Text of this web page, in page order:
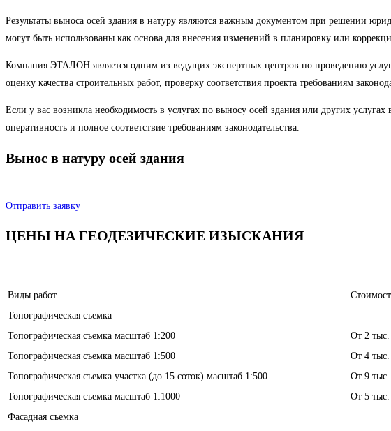
Результаты выноса осей здания в натуру являются важным документом при решении
могут быть использованы как основа для внесения изменений в планировку или
Компания ЭТАЛОН является одним из ведущих экспертных центров по проведению
оценку качества строительных работ, проверку соответствия проекта требованиям
Если у вас возникла необходимость в услугах по выносу осей здания или других
оперативность и полное соответствие требованиям законодательства.
Вынос в натуру осей здания
Отправить заявку
ЦЕНЫ НА ГЕОДЕЗИЧЕСКИЕ ИЗЫСКАНИЯ
Виды работ
Топографическая съемка
Топографическая съемка масштаб 1:200
От 2 тыс.
Топографическая съемка масштаб 1:500
От 4 тыс.
Топографическая съемка участка (до 15 соток) масштаб 1:500
От 9 тыс.
Топографическая съемка масштаб 1:1000
От 5 тыс.
Фасадная съемка